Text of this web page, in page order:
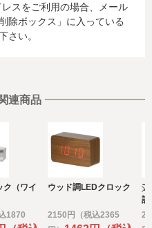
お客様から収集した情報か
及び当該会社が所在する国
、以下の個人情報保護措置
置
ームページ
国における個人情報保護
されています。
または後見人の承諾を得た
のとします。
て
部又は、一部を委託するこ
スをご利用の場合、メール
除ボックス」に入っている
さい。
連商品
ク（ワイ
1870
ウッド調LEDクロック
2150円（税込2365
フ
計